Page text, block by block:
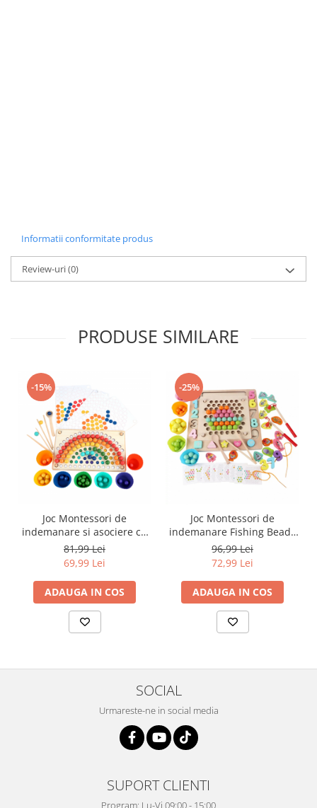
Informatii conformitate produs
Review-uri(0)
PRODUSE SIMILARE
-15%
Joc Montessori de
indemanare si asociere cu
bile din lemn Curcubeu
Rainbow Clip, multicolor
81,99 Lei
69,99 Lei
ADAUGA IN COS
-25%
Joc Montessori de
indemanare Fishing Beads
4 in 1, multicolor
96,99 Lei
72,99 Lei
ADAUGA IN COS
SOCIAL
Urmareste-ne in social media
SUPORT CLIENTI
Program: Lu-Vi 09:00 - 15:00